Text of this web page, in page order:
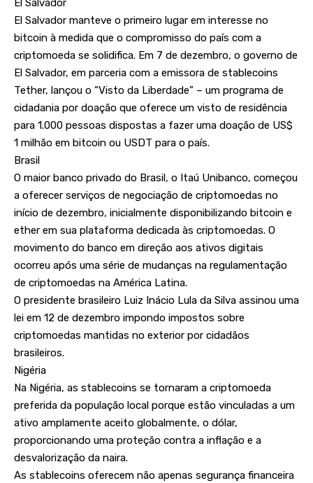
El Salvador
El Salvador manteve o primeiro lugar em interesse no
bitcoin à medida que o compromisso do país com a
criptomoeda se solidifica. Em 7 de dezembro, o governo de
El Salvador, em parceria com a emissora de stablecoins
Tether, lançou o “Visto da Liberdade” – um programa de
cidadania por doação que oferece um visto de residência
para 1.000 pessoas dispostas a fazer uma doação de US$
1 milhão em bitcoin ou USDT para o país.
Brasil
O maior banco privado do Brasil, o Itaú Unibanco, começou
a oferecer serviços de negociação de criptomoedas no
início de dezembro, inicialmente disponibilizando bitcoin e
ether em sua plataforma dedicada às criptomoedas. O
movimento do banco em direção aos ativos digitais
ocorreu após uma série de mudanças na regulamentação
de criptomoedas na América Latina.
O presidente brasileiro Luiz Inácio Lula da Silva assinou uma
lei em 12 de dezembro impondo impostos sobre
criptomoedas mantidas no exterior por cidadãos
brasileiros.
Nigéria
Na Nigéria, as stablecoins se tornaram a criptomoeda
preferida da população local porque estão vinculadas a um
ativo amplamente aceito globalmente, o dólar,
proporcionando uma proteção contra a inflação e a
desvalorização da naira.
As stablecoins oferecem não apenas segurança financeira